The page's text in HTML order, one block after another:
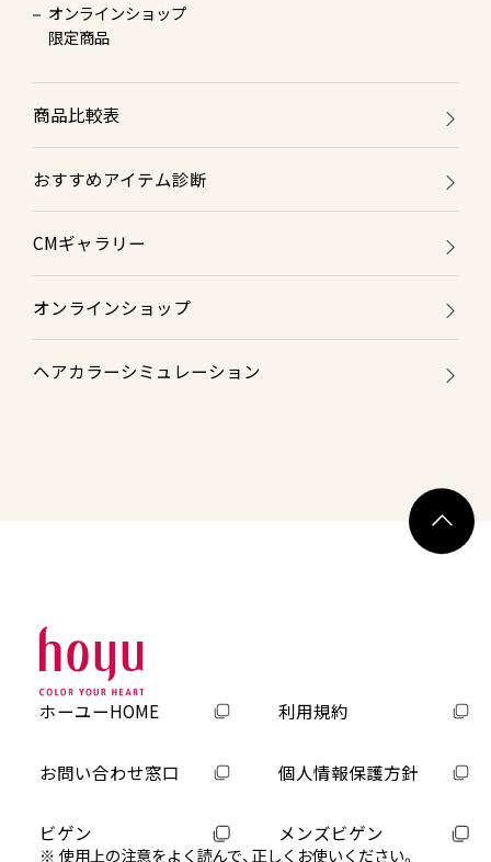
オンラインショップ
限定商品
商品比較表
おすすめアイテム診断
CMギャラリー
オンラインショップ
ヘアカラーシミュレーション
ホーユーHOME 利用規約
お問い合わせ窓口 個人情報保護方針
ビゲン メンズビゲン
使用上の注意をよく読んで、正しくお使いください。